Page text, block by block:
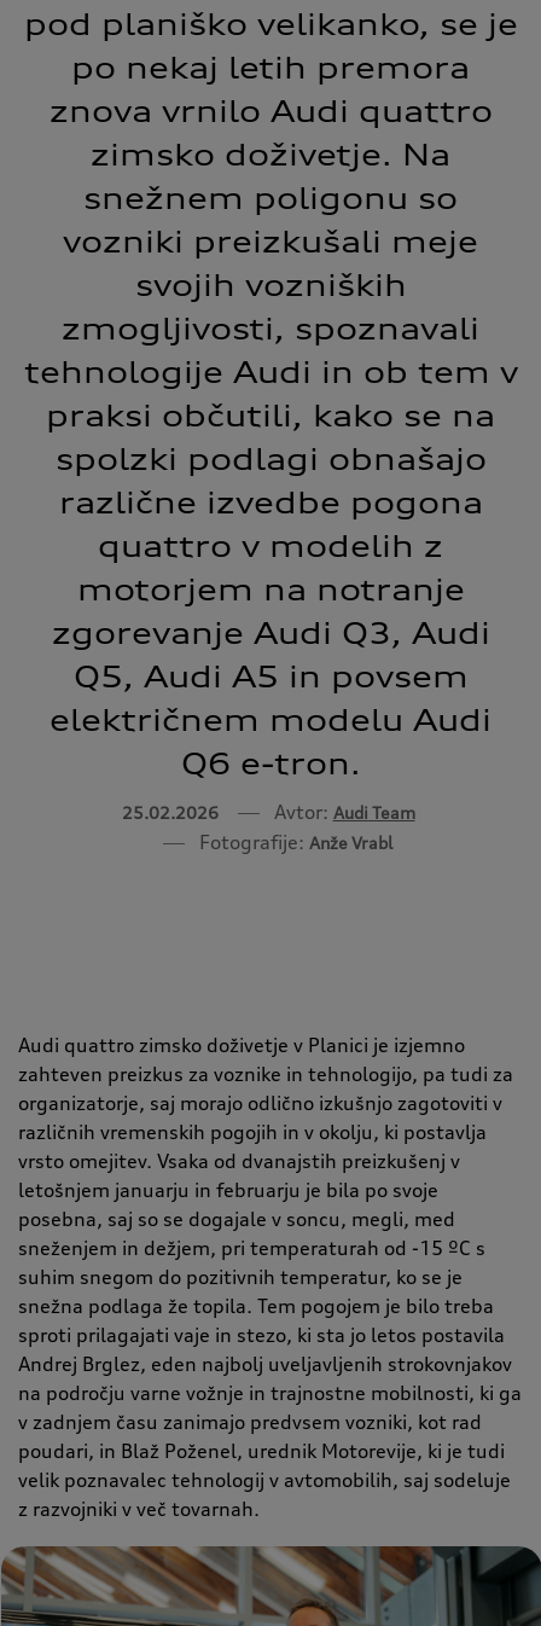
pod planiško velikanko, se je
po nekaj letih premora
znova vrnilo Audi quattro
zimsko doživetje. Na
snežnem poligonu so
vozniki preizkušali meje
svojih vozniških
zmogljivosti, spoznavali
tehnologije Audi in ob tem v
praksi občutili, kako se na
spolzki podlagi obnašajo
različne izvedbe pogona
quattro v modelih z
motorjem na notranje
zgorevanje Audi Q3, Audi
Q5, Audi A5 in povsem
električnem modelu Audi
Q6 e-tron.
25.02.2026 Avtor: Audi Team
Fotografije: Anže Vrabl
Audi quattro zimsko doživetje v Planici je izjemno
zahteven preizkus za voznike in tehnologijo, pa tudi za
organizatorje, saj morajo odlično izkušnjo zagotoviti v
različnih vremenskih pogojih in v okolju, ki postavlja
vrsto omejitev. Vsaka od dvanajstih preizkušenj v
letošnjem januarju in februarju je bila po svoje
posebna, saj so se dogajale v soncu, megli, med
sneženjem in dežjem, pri temperaturah od -15 ºC s
suhim snegom do pozitivnih temperatur, ko se je
snežna podlaga že topila. Tem pogojem je bilo treba
sproti prilagajati vaje in stezo, ki sta jo letos postavila
Andrej Brglez, eden najbolj uveljavljenih strokovnjakov
na področju varne vožnje in trajnostne mobilnosti, ki ga
v zadnjem času zanimajo predvsem vozniki, kot rad
poudari, in Blaž Poženel, urednik Motorevije, ki je tudi
velik poznavalec tehnologij v avtomobilih, saj sodeluje
z razvojniki v več tovarnah.